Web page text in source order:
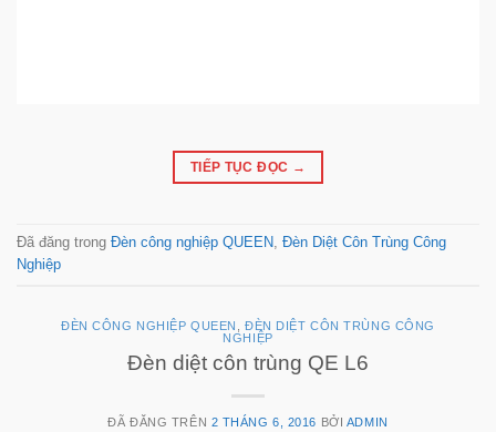
TIẾP TỤC ĐỌC →
Đã đăng trong Đèn công nghiệp QUEEN Đèn Diệt Côn Trùng Công
Nghiệp
ĐÈN CÔNG NGHIỆP QUEEN
ĐÈN DIỆT CÔN TRÙNG CÔNG
NGHIỆP
Đèn diệt côn trùng QE L6
ĐÃ ĐĂNG TRÊN 2 THÁNG 6, 2016 BỞI ADMIN